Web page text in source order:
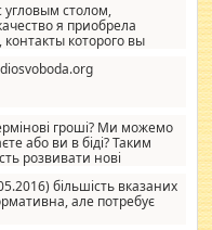
и что главное -
наворотов удорожающих
угловым столом,
я приобрела
которого вы
гроші? Ми можемо
або ви в біді? Таким
розвивати нові
їм шанс. Кожен
влада не зможе, вони
багато суми, і зрілість
більшість вказаних
але потребує